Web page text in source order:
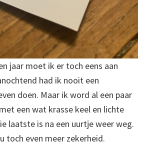
jaar moet ik er toch eens aan
had ik nooit een
doen. Maar ik word al een paar
een wat krasse keel en lichte
laatste is na een uurtje weer weg.
toch even meer zekerheid.